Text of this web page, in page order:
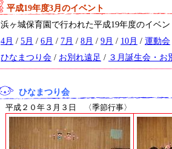
平成19年度3月のイベント
浜ヶ城保育園で行われた平成19年度のイベ
4月 / 5月 / 6月 / 7月 / 8月 / 9月 / 10月 / 運動会
ひなまつり会 / お別れ遠足 / ３月誕生会・お
ひなまつり会
平成２０年３月３日 〈季節行事〉